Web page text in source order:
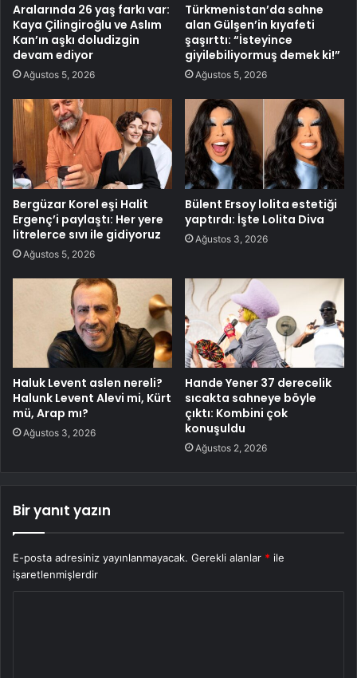
Aralarında 26 yaş farkı var:
Kaya Çilingiroğlu ve Aslım
Kan’ın aşkı doludizgin
devam ediyor
Ağustos 5, 2026
Türkmenistan’da sahne
alan Gülşen’in kıyafeti
şaşırttı: “İsteyince
giyilebiliyormuş demek ki!”
Ağustos 5, 2026
Bergüzar Korel eşi Halit
Ergenç’i paylaştı: Her yere
litrelerce sıvı ile gidiyoruz
Ağustos 5, 2026
Bülent Ersoy lolita estetiği
yaptırdı: İşte Lolita Diva
Ağustos 3, 2026
Haluk Levent aslen nereli?
Halunk Levent Alevi mi, Kürt
mü, Arap mı?
Ağustos 3, 2026
Hande Yener 37 derecelik
sıcakta sahneye böyle
çıktı: Kombini çok
konuşuldu
Ağustos 2, 2026
Bir yanıt yazın
E-posta adresiniz yayınlanmayacak. Gerekli alanlar * ile
işaretlenmişlerdir